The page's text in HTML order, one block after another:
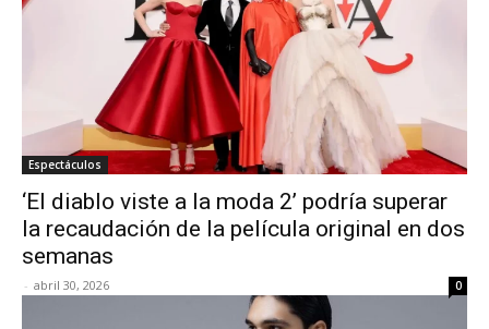
Espectáculos
‘El diablo viste a la moda 2’ podría superar
la recaudación de la película original en dos
semanas
- abril 30, 2026 0